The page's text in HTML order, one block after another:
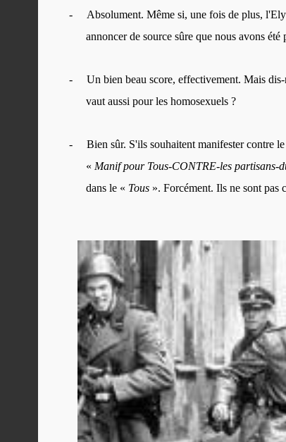
-
Absolument. Même si, une fois de plus,
annoncer de source sûre que nous avons
- Un bien beau score, effectivement. Mais
vaut aussi pour les homosexuels ?
-
Bien sûr. S'ils souhaitent manifester contre
« Manif pour Tous-CONTRE-les partisans-
dans le « Tous ». Forcément. Ils ne sont pas